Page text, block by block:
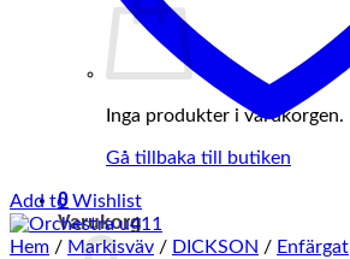
Inga produkter i varukorgen.
Gå tillbaka till butiken
0
Varukorg
Add to Wishlist
Hem / Markisväv / DICKSON / Enfärgat